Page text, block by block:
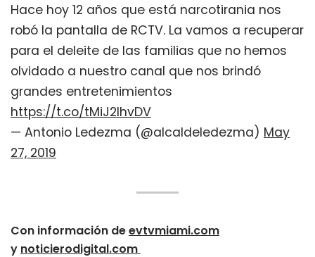
Hace hoy 12 años que está narcotirania nos
robó la pantalla de RCTV. La vamos a recuperar
para el deleite de las familias que no hemos
olvidado a nuestro canal que nos brindó
grandes entretenimientos
https://t.co/tMiJ2lhvDV
— Antonio Ledezma (@alcaldeledezma) May
27, 2019
Con información deevtvmiami.com
y noticierodigital.com